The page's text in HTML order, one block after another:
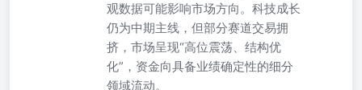
观数据可能影响市场方向。科技成长
仍为中期主线，但部分赛道交易拥
挤，市场呈现“高位震荡、结构优
化”，资金向具备业绩确定性的细分
领域流动。